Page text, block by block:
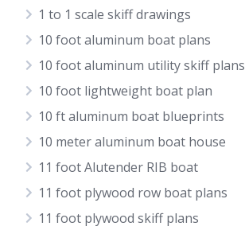
1 to 1 scale skiff drawings
10 foot aluminum boat plans
10 foot aluminum utility skiff plans
10 foot lightweight boat plan
10 ft aluminum boat blueprints
10 meter aluminum boat house
11 foot Alutender RIB boat
11 foot plywood row boat plans
11 foot plywood skiff plans